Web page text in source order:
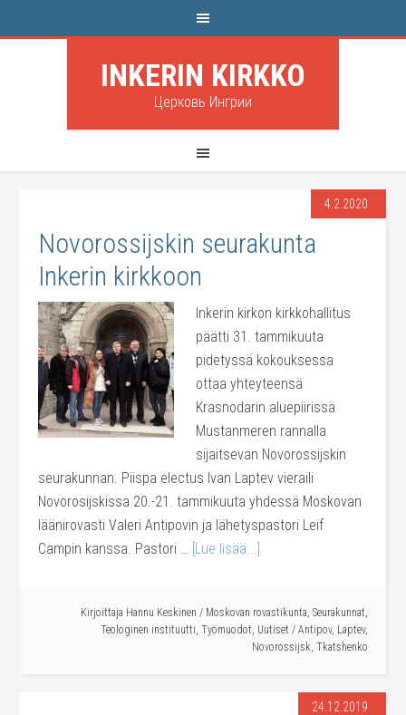
INKERIN KIRKKO
Церковь Ингрии
4.2.2020
Novorossijskin seurakunta
Inkerin kirkkoon
Inkerin kirkon kirkkohallitus
päätti 31. tammikuuta
pidetyssä kokouksessa
ottaa yhteyteensä
Krasnodarin aluepiirissä
Mustanmeren rannalla
sijaitsevan Novorossijskin
seurakunnan. Piispa electus Ivan Laptev vieraili
Novorosijskissa 20.-21. tammikuuta yhdessä Moskovan
läänirovasti Valeri Antipovin ja lähetyspastori Leif
Campin kanssa. Pastori … [Lue lisää...]
Kirjoittaja Hannu Keskinen / Moskovan rovastikunta, Seurakunnat,
Teologinen instituutti, Työmuodot, Uutiset / Antipov, Laptev,
Novorossijsk, Tkatshenko
24.12.2019